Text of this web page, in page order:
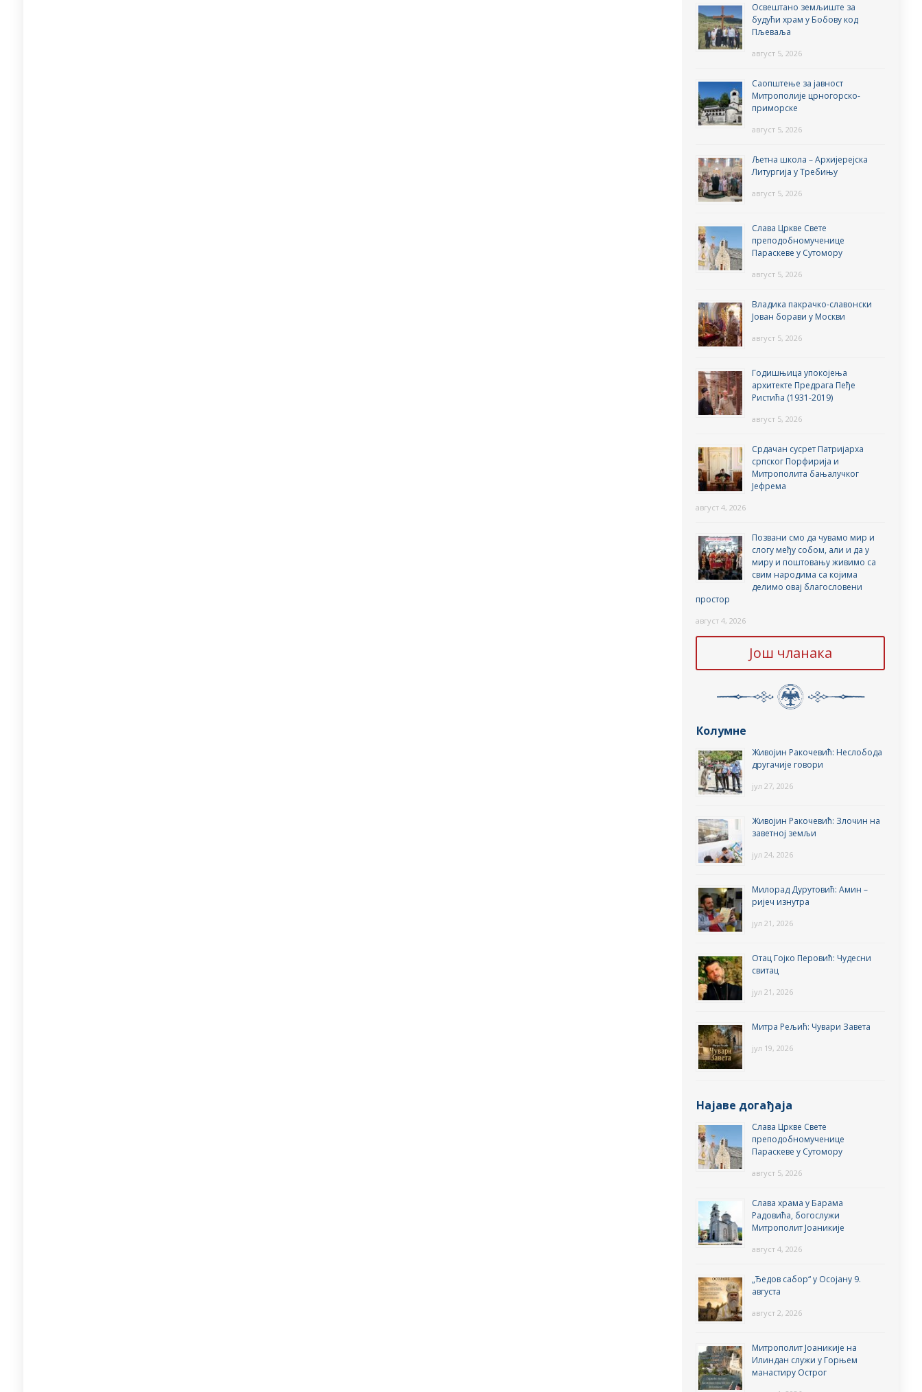
Освештано земљиште за
будући храм у Бобову код
Пљеваља
август 5, 2026
Саопштење за јавност
Митрополије црногорско-
приморске
август 5, 2026
Љетна школа – Архијерејска
Литургија у Требињу
август 5, 2026
Слава Цркве Свете
преподобномученице
Параскеве у Сутомору
август 5, 2026
Владика пакрачко-славонски
Јован борави у Москви
август 5, 2026
Годишњица упокојења
архитекте Предрага Пеђе
Ристића (1931-2019)
август 5, 2026
Срдачан сусрет Патријарха
српског Порфирија и
Митрополита бањалучког
Јефрема
август 4, 2026
Позвани смо да чувамо мир и
слогу међу собом, али и да у
миру и поштовању живимо са
свим народима са којима
делимо овај благословени
простор
август 4, 2026
Још чланака
Колумне
Живојин Ракочевић: Неслобода
другачије говори
јул 27, 2026
Живојин Ракочевић: Злочин на
заветној земљи
јул 24, 2026
Милорад Дурутовић: Амин –
ријеч изнутра
јул 21, 2026
Отац Гојко Перовић: Чудесни
свитац
јул 21, 2026
Митра Рељић: Чувари Завета
јул 19, 2026
Најаве догађаја
Слава Цркве Свете
преподобномученице
Параскеве у Сутомору
август 5, 2026
Слава храма у Барама
Радовића, богослужи
Митрополит Јоаникије
август 4, 2026
„Ђедов сабор“ у Осојану 9.
августа
август 2, 2026
Митрополит Јоаникије на
Илиндан служи у Горњем
манастиру Острог